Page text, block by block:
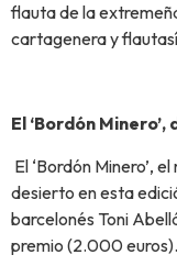
flauta de la
cartagenera y
El ‘Bordón
El ‘Bordón Minero’,
desierto en esta
barcelonés Toni
premio (2.000 euros).